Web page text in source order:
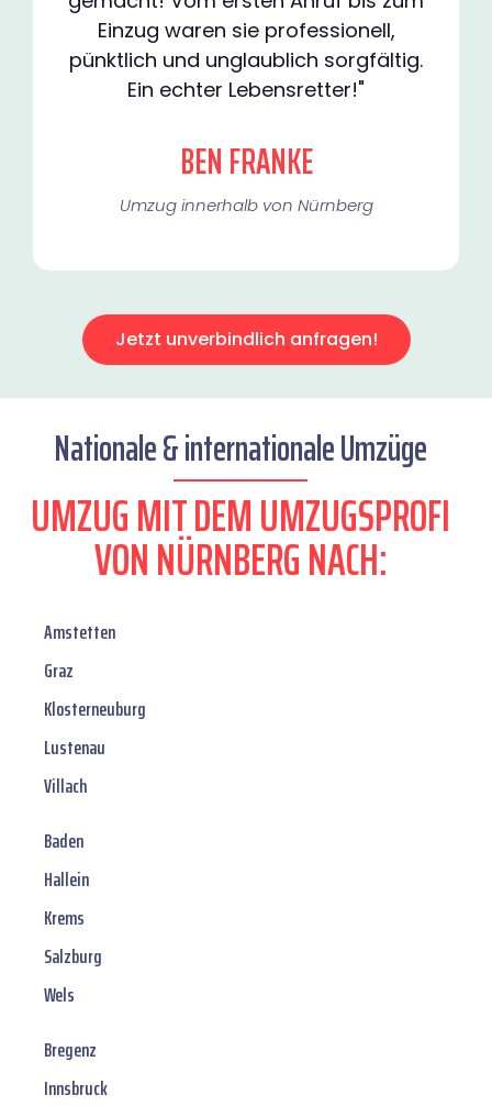
Einzug waren sie professionell,
pünktlich und unglaublich sorgfältig.
Ein echter Lebensretter!"
BEN FRANKE
Umzug innerhalb von Nürnberg​
Jetzt unverbindlich anfragen!
Nationale & internationale Umzüge
UMZUG MIT DEM UMZUGSPROFI
VON NÜRNBERG NACH:
Amstetten
Graz
Klosterneuburg
Lustenau
Villach
Baden
Hallein
Krems
Salzburg
Wels
Bregenz
Innsbruck